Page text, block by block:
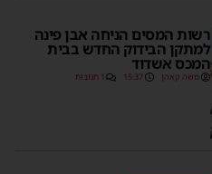
רשות המסים הניחה אבן פינה
למתקן הבידוק החדש בבית
המכס אשדוד
משה קאהן 15:37 1 תגובות